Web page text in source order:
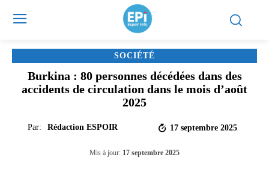
SOCIÉTÉ
Burkina : 80 personnes décédées dans des
accidents de circulation dans le mois d’août
2025
Par: Rédaction ESPOIR 17 septembre 2025
Mis à jour: 17 septembre 2025